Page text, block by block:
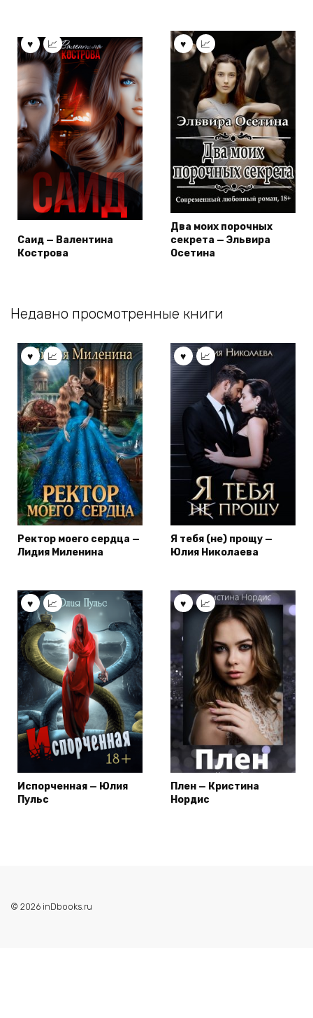
Саид — Валентина
Кострова
Два моих порочных
секрета — Эльвира
Осетина
Недавно просмотренные книги
Ректор моего сердца —
Лидия Миленина
Я тебя (не) прощу —
Юлия Николаева
Испорченная — Юлия
Пульс
Плен — Кристина
Нордис
© 2026 inDbooks.ru